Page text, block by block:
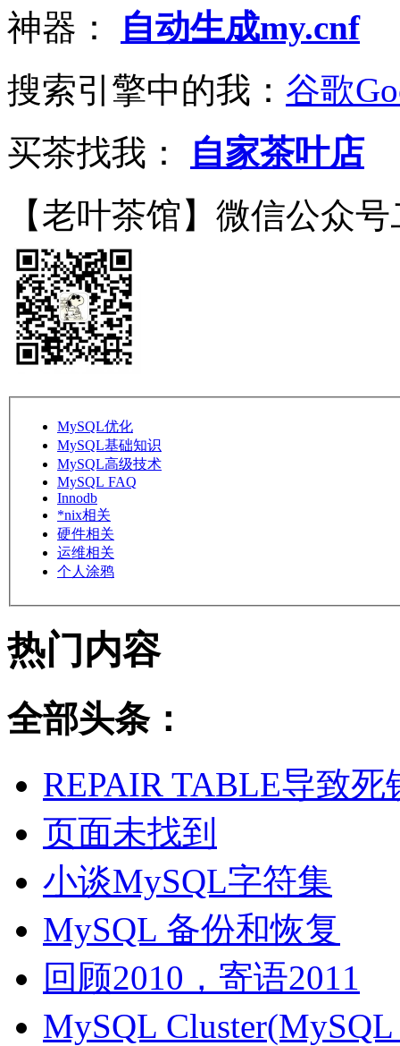
神器：
自动生成my.cnf
搜索引擎中的我： 谷歌
买茶找我：
自家茶叶店
【老叶茶馆】微信公众
MySQL优化
MySQL基础知识
MySQL高级技术
MySQL FAQ
Innodb
*nix相关
硬件相关
运维相关
个人涂鸦
热门内容
全部头条：
REPAIR TABLE导致死
页面未找到
小谈MySQL字符集
MySQL 备份和恢复
回顾2010，寄语2011
MySQL